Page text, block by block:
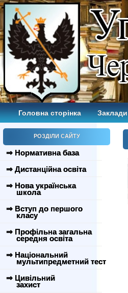
Головна сторінка Заклади
РОЗДІЛИ САЙТУ
⇒ Нормативна база
⇒ Дистанційна освіта
⇒ Нова українська
школа
⇒ Вступ до першого
класу
⇒ Профільна загальна
середня освіта
⇒ Національний
мультипредметний тест
⇒ Цивільний
захист